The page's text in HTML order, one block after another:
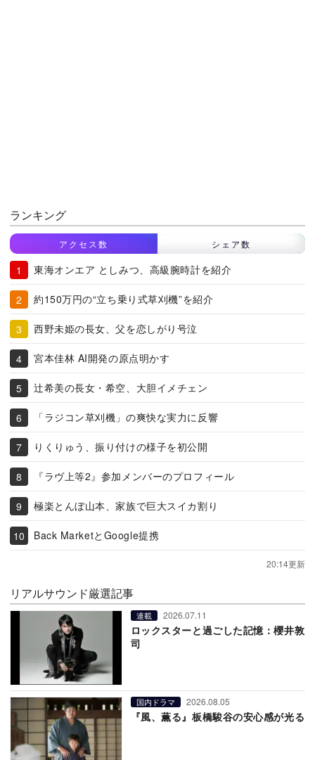
ランキング
アクセス数 シェア数
東海オンエア としみつ、高級腕時計を紹介
約150万円の“立ち乗り式草刈機”を紹介
西野未姫の長女、父を恋しがり号泣
宮本佳林 AI開発の原点明かす
辻希美の長女・希空、大胆イメチェン
「ラジコン草刈機」の爽快な実力に反響
りくりゅう、振り付けの様子を初公開
『ラヴ上等2』参加メンバーのプロフィール
極楽とんぼ山本、家族で巨大スイカ割り
Back MarketとGoogle提携
20:14更新
リアルサウンド厳選記事
連載 2026.07.11
ロックスターと過ごした記憶：櫻井敦
司
国内ドラマ 2026.08.05
『風、薫る』板橋駿谷の安心感が光る